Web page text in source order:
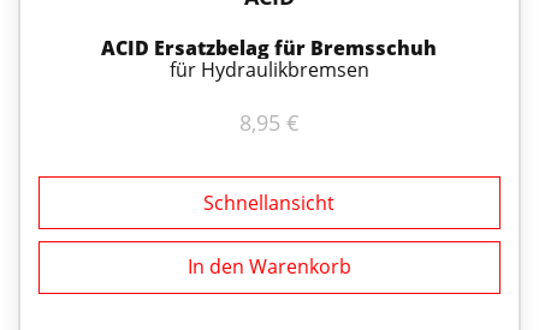
ACID Ersatzbelag für Bremsschuh
für Hydraulikbremsen
8,95 €
Schnellansicht
In den Warenkorb